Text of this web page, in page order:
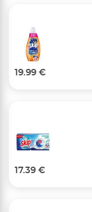
19.99 €
17.39 €